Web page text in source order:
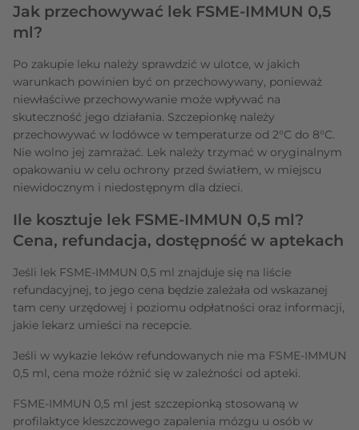
Jak przechowywać lek FSME-IMMUN 0,5
ml?
Po zakupie leku należy sprawdzić w ulotce, w jakich
warunkach powinien być on przechowywany, ponieważ
niewłaściwe przechowywanie może wpływać na
skuteczność jego działania. Szczepionkę należy
przechowywać w lodówce w temperaturze od 2°C do 8°C.
Nie wolno jej zamrażać. Lek należy trzymać w oryginalnym
opakowaniu w celu ochrony przed światłem, w miejscu
niewidocznym i niedostępnym dla dzieci.
Ile kosztuje lek FSME-IMMUN 0,5 ml?
Cena, refundacja, dostępność w aptekach
Jeśli lek FSME-IMMUN 0,5 ml znajduje się na liście
refundacyjnej, to jego cena będzie zależała od wskazanej
tam ceny urzędowej i poziomu odpłatności oraz informacji,
jakie lekarz umieści na recepcie.
Jeśli w wykazie leków refundowanych nie ma FSME-IMMUN
0,5 ml, cena może różnić się w zależności od apteki.
FSME-IMMUN 0,5 ml jest szczepionką stosowaną w
profilaktyce kleszczowego zapalenia mózgu u osób w